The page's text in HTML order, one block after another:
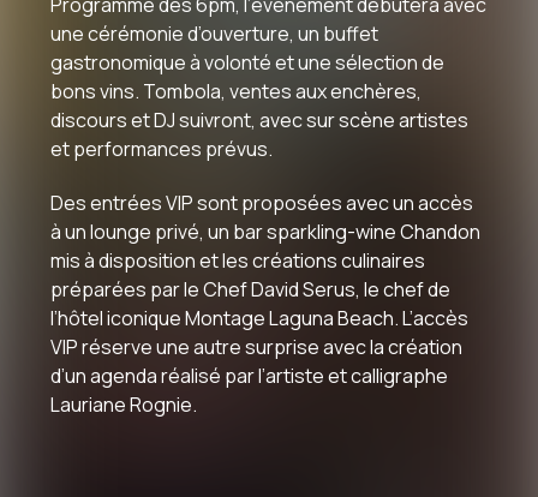
une cérémonie d’ouverture, un buffet
gastronomique à volonté et une sélection de
bons vins. Tombola, ventes aux enchères,
discours et DJ suivront, avec sur scène artistes
et performances prévus.
Des entrées VIP sont proposées avec un accès
à un lounge privé, un bar sparkling-wine Chandon
mis à disposition et les créations culinaires
préparées par le Chef David Serus, le chef de
l’hôtel iconique Montage Laguna Beach. L’accès
VIP réserve une autre surprise avec la création
d’un agenda réalisé par l’artiste et calligraphe
Lauriane Rognie.